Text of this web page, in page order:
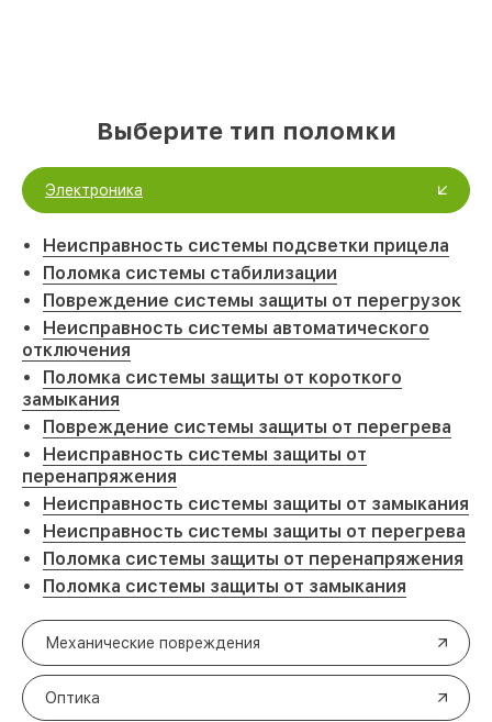
Выберите тип поломки
Электроника
Неисправность системы подсветки прицела
Поломка системы стабилизации
Повреждение системы защиты от перегрузок
Неисправность системы автоматического
отключения
Поломка системы защиты от короткого
замыкания
Повреждение системы защиты от перегрева
Неисправность системы защиты от
перенапряжения
Неисправность системы защиты от замыкания
Неисправность системы защиты от перегрева
Поломка системы защиты от перенапряжения
Поломка системы защиты от замыкания
Механические повреждения
Оптика